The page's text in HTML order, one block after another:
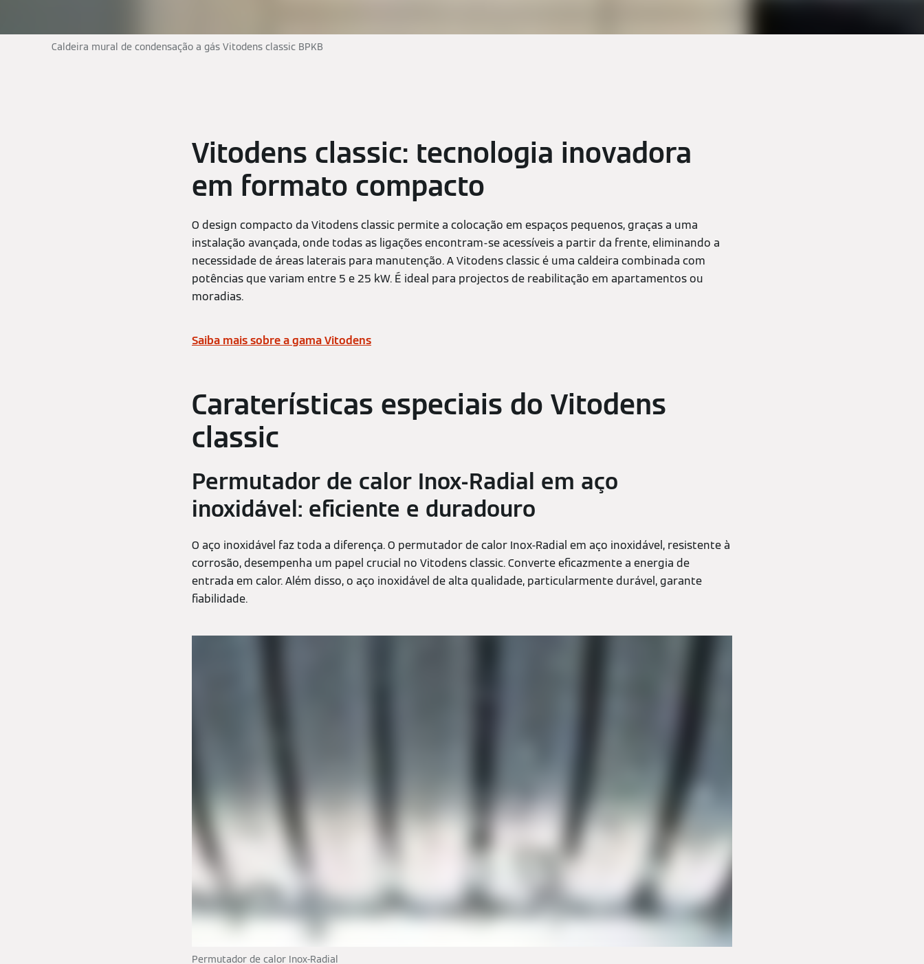
Caldeira mural de condensação a gás Vitodens classic BPKB
Vitodens classic: tecnologia inovadora
em formato compacto
O design compacto da Vitodens classic permite a colocação em espaços pequenos, graças a uma
instalação avançada, onde todas as ligações encontram-se acessíveis a partir da frente, eliminando a
necessidade de áreas laterais para manutenção. A Vitodens classic é uma caldeira combinada com
potências que variam entre 5 e 25 kW. É ideal para projectos de reabilitação em apartamentos ou
moradias.
Saiba mais sobre a gama Vitodens
Caraterísticas especiais do Vitodens
classic
Permutador de calor Inox-Radial em aço
inoxidável: eficiente e duradouro
O aço inoxidável faz toda a diferença. O permutador de calor Inox-Radial em aço inoxidável, resistente à
corrosão, desempenha um papel crucial no Vitodens classic. Converte eficazmente a energia de
entrada em calor. Além disso, o aço inoxidável de alta qualidade, particularmente durável, garante
fiabilidade.
Permutador de calor Inox-Radial